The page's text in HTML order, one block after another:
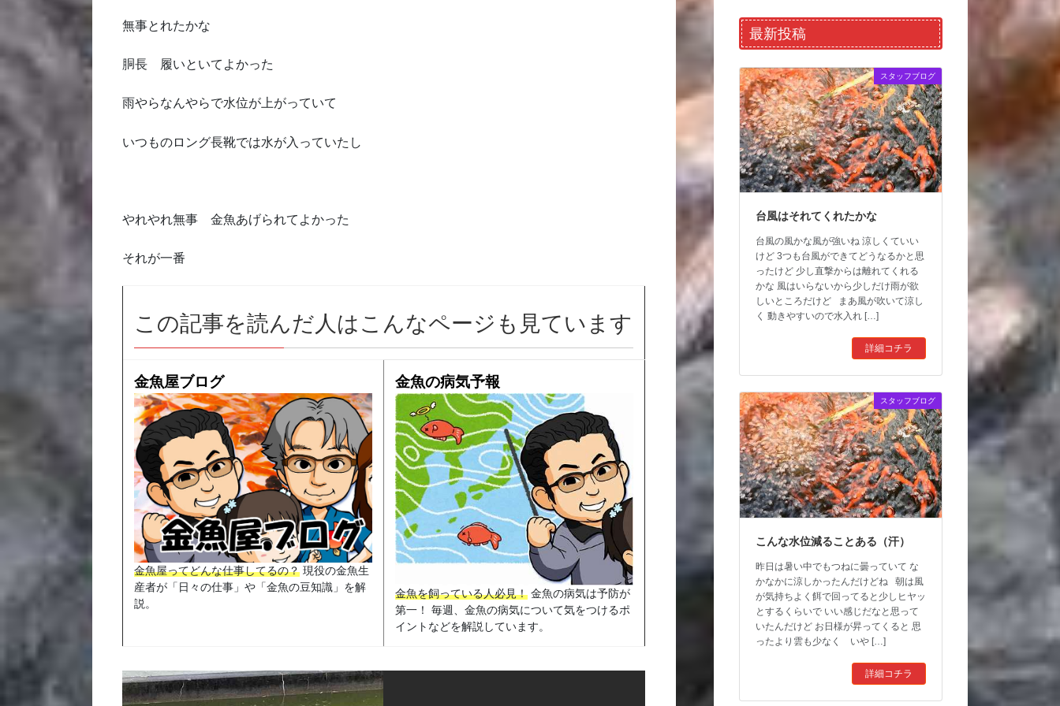
無事とれたかな
胴長 履いといてよかった
雨やらなんやらで水位が上がっていて
いつものロング長靴では水が入っていたし
やれやれ無事 金魚あげられてよかった
それが一番
この記事を読んだ人はこんなページも見ています
金魚屋ブログ
金魚屋ってどんな仕事してるの？ 現役の金魚生
産者が「日々の仕事」や「金魚の豆知識」を解
説。
金魚の病気予報
金魚を飼っている人必見！ 金魚の病気は予防が
第一！ 毎週、金魚の病気について気をつけるポ
イントなどを解説しています。
最新投稿
スタッフブログ
台風はそれてくれたかな
台風の風かな風が強いね 涼しくていい
けど 3つも台風ができてどうなるかと思
ったけど 少し直撃からは離れてくれる
かな 風はいらないから少しだけ雨が欲
しいところだけど まあ風が吹いて涼し
く 動きやすいので水入れ […]
詳細コチラ
スタッフブログ
こんな水位減ることある（汗）
昨日は暑い中でもつねに曇っていて な
かなかに涼しかったんだけどね 朝は風
が気持ちよく餌で回ってると少しヒヤッ
とするくらいで いい感じだなと思って
いたんだけど お日様が昇ってくると 思
ったより雲も少なく いや […]
詳細コチラ